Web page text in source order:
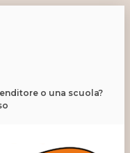
o una scuola?